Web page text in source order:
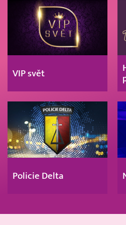
VIP svět
Policie Delta